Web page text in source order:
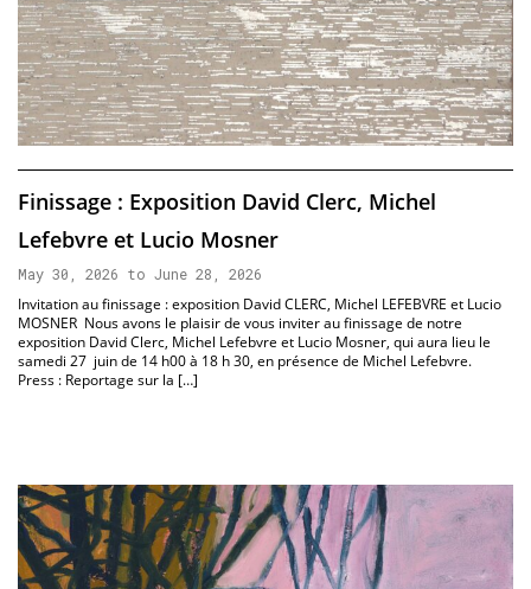
Finissage : Exposition David Clerc, Michel
Lefebvre et Lucio Mosner
May 30, 2026 to June 28, 2026
Invitation au finissage : exposition David CLERC, Michel LEFEBVRE et Lucio
MOSNER Nous avons le plaisir de vous inviter au finissage de notre
exposition David Clerc, Michel Lefebvre et Lucio Mosner, qui aura lieu le
samedi 27 juin de 14 h00 à 18 h 30, en présence de Michel Lefebvre.
Press : Reportage sur la […]